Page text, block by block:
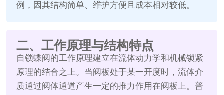
例，因其结构简单、维护方便且成本相对较低。
二、工作原理与结构特点
自锁蝶阀的工作原理建立在流体动力学和机械锁紧
原理的结合之上。当阀板处于某一开度时，流体介
质通过阀体通道产生一定的推力作用在阀板上。普